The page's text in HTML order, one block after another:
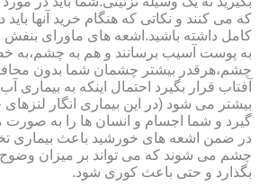
که می کنند و نکاتی که هنگام خرید آنها باید
کامل داشته باشید.اشعه های ماورای بنفش
به پوست آسیب برسانند و هم به چشم،به
چشم،هرقدر بیشتر چشمان شما بدون
آفتاب قرار بگیرد احتمال اینکه به بیماری
بیشتر می شود (در این بیماری انگار
گیرد و شما اجسام و انسان ها را به صورت
در ضمن اشعه های خورشید باعث بیماری
چشم می شوند که می تواند بر میزان وضوح و
بگذارد و حتی باعث کوری شود.